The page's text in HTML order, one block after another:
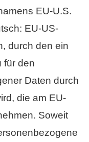
EU-U.S.
EU-US-
durch den ein
für den
Daten durch
die am EU-
Soweit